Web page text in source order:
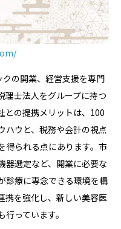
の開業、経営支援を専門
理士法人をグループに持つ
との提携メリットは、100
ハウと、税務や会計の視点
得られる点にあります。市
器選定など、開業に必要な
診療に専念できる環境を構
携を強化し、新しい美容医
っています。